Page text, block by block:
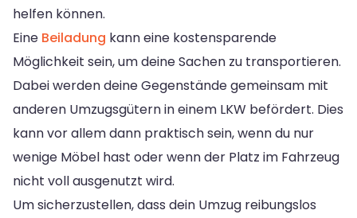
helfen können.
Eine Beiladung kann eine kostensparende
Möglichkeit sein, um deine Sachen zu transportieren.
Dabei werden deine Gegenstände gemeinsam mit
anderen Umzugsgütern in einem LKW befördert. Dies
kann vor allem dann praktisch sein, wenn du nur
wenige Möbel hast oder wenn der Platz im Fahrzeug
nicht voll ausgenutzt wird.
Um sicherzustellen, dass dein Umzug reibungslos